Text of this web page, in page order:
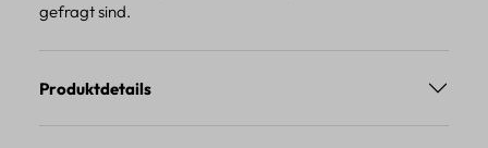
gefragt sind.
Produktdetails